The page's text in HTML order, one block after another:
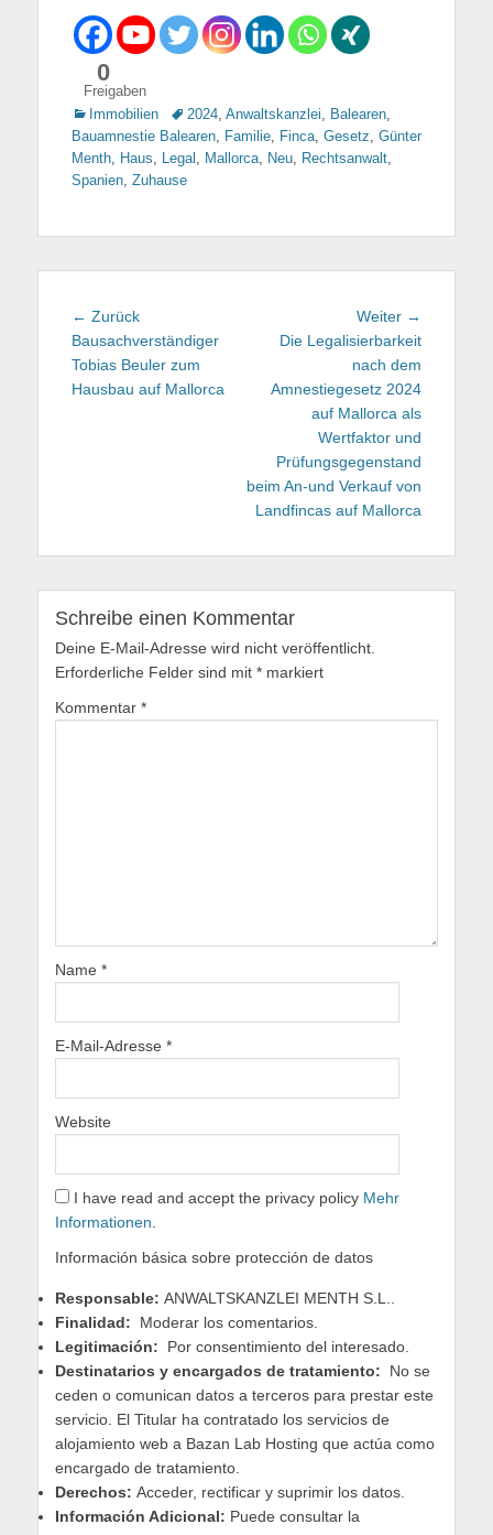
0
Freigaben
Kategorien
Immobilien Tags2024, Anwaltskanzlei, Balearen,
Bauamnestie Balearen, Familie, Finca, Gesetz, Günter
Menth, Haus, Legal , Mallorca, Neu, Rechtsanwalt,
Spanien, Zuhause
Beitragsnavigation
← Zurück
Beitrag:
Bausachverständiger
Tobias Beuler zum
Hausbau auf Mallorca
Weiter →
Die Legalisierbarkeit
nach dem
Amnestiegesetz 2024
auf Mallorca als
Wertfaktor und
Prüfungsgegenstand
beim An-und Verkauf von
Landfincas auf Mallorca
Schreibe einen Kommentar
Deine E-Mail-Adresse wird nicht veröffentlicht.
Erforderliche Felder sind mit * markiert
Kommentar *
Name *
E-Mail-Adresse *
Website
I have read and accept the privacy policy Mehr
Informationen.
Información básica sobre protección de datos
Responsable: ANWALTSKANZLEI MENTH S.L..
Finalidad: Moderar los comentarios.
Legitimación: Por consentimiento del interesado.
Destinatarios y encargados de tratamiento: No se
ceden o comunican datos a terceros para prestar este
servicio. El Titular ha contratado los servicios de
alojamiento web a Bazan Lab Hosting que actúa como
encargado de tratamiento.
Derechos: Acceder, rectificar y suprimir los datos.
Información Adicional: Puede consultar la